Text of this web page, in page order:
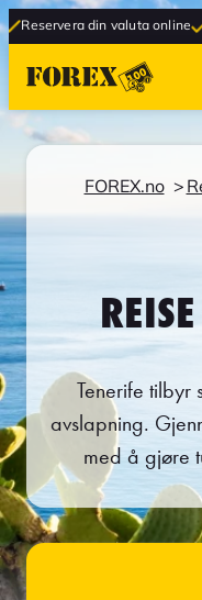
din valuta online Henting
FOREX.no
Tenerife tilbyr
avslapning.
med å gjøre